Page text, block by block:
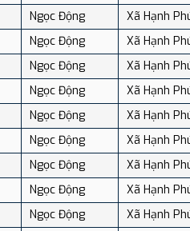
Ngọc Động
Xã Hạnh
Ngọc Động
Xã Hạnh
Ngọc Động
Xã Hạnh
Ngọc Động
Xã Hạnh
Ngọc Động
Xã Hạnh
Ngọc Động
Xã Hạnh
Ngọc Động
Xã Hạnh
Ngọc Động
Xã Hạnh
Ngọc Động
Xã Hạnh